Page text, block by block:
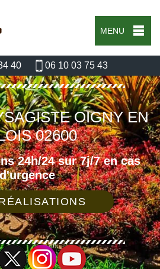
MENU
40 06 10 03 75 43
OIGNY EN
02600
24h/24 sur 7j/7 en cas
d'urgence